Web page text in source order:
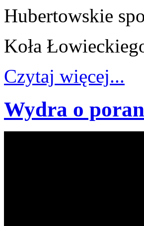
Hubertowskie
Koła
Czytaj więcej...
Wydra o